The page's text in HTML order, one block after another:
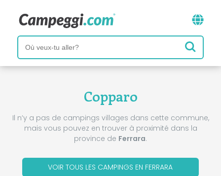
Copparo
Il n’y a pas de campings villages dans cette commune,
mais vous pouvez en trouver à proximité dans la
province de Ferrara.
VOIR TOUS LES CAMPINGS EN FERRARA